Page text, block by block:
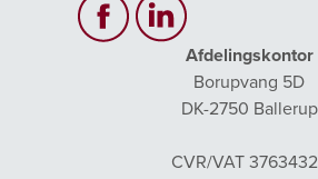
være i højsædet – det drejer sig altså
at opfinde nye besværlige rutiner,
udvikle de rutiner, der allerede er sat i
Afdelingskontor
Borupvang 5D
DK-2750 Ballerup
CVR/VAT